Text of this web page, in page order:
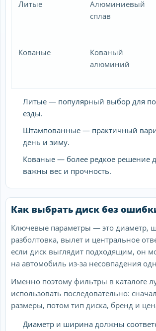
Литые
Алюминиевый
сплав
Кованые
Кованый
алюминий
Литые — популярный выбор для
езды.
Штампованные — практичный
день и зиму.
Кованые — более редкое решение
важны вес и прочность.
Как выбрать диск без
Ключевые параметры — это диаметр,
разболтовка, вылет и центральное
если диск выглядит подходящим, он
на автомобиль из-за несовпадения
Именно поэтому фильтры в каталоге
использовать последовательно:
размеры, потом тип диска, бренд и
Диаметр и ширина должны